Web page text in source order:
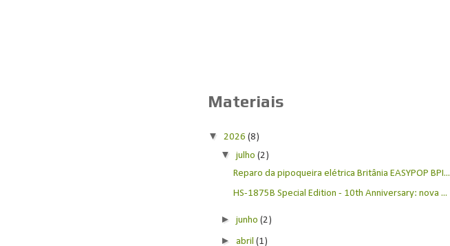
Materiais
▼ 2026 (8)
▼ julho (2)
Reparo da pipoqueira elétrica Britânia EASYPOP BPI...
HS-1875B Special Edition - 10th Anniversary: nova ...
► junho (2)
► abril (1)